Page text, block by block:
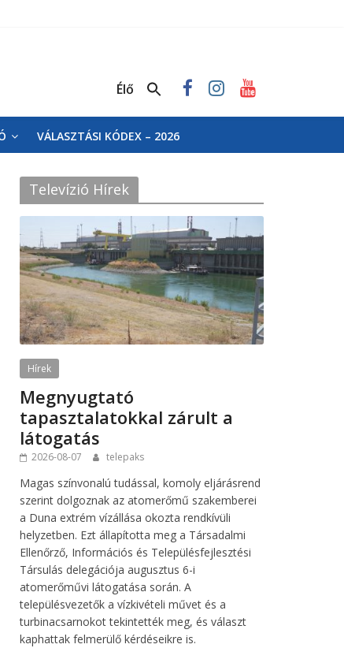
Élő
VÁLASZTÁSI KÓDEX – 2026
Televízió Hírek
Hírek
Megnyugtató
tapasztalatokkal zárult a
látogatás
2026-08-07 telepaks
Magas színvonalú tudással, komoly eljárásrend
szerint dolgoznak az atomerőmű szakemberei
a Duna extrém vízállása okozta rendkívüli
helyzetben. Ezt állapította meg a Társadalmi
Ellenőrző, Információs és Településfejlesztési
Társulás delegációja augusztus 6-i
atomerőművi látogatása során. A
településvezetők a vízkivételi művet és a
turbinacsarnokot tekintették meg, és választ
kaphattak felmerülő kérdéseikre is.